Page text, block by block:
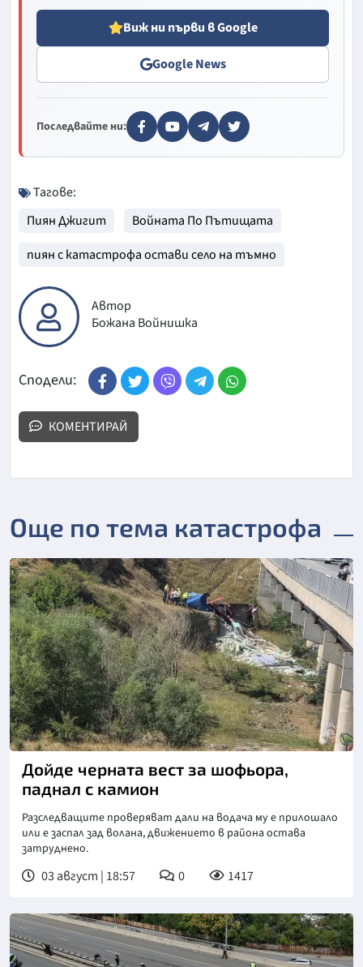
Виж ни първи в Google
Google News
Последвайте ни:
Тагове:
Пиян Джигит
Войната По Пътищата
пиян с катастрофа остави село на тъмно
Автор
Божана Войнишка
Сподели:
КОМЕНТИРАЙ
Още по тема катастрофа
Дойде черната вест за шофьора,
паднал с камион
Разследващите проверяват дали на водача му е прилошало
или е заспал зад волана, движението в района остава
затруднено.
03 август | 18:57 0 1417